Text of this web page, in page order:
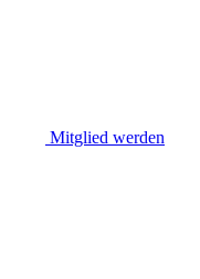
Mitglied werden